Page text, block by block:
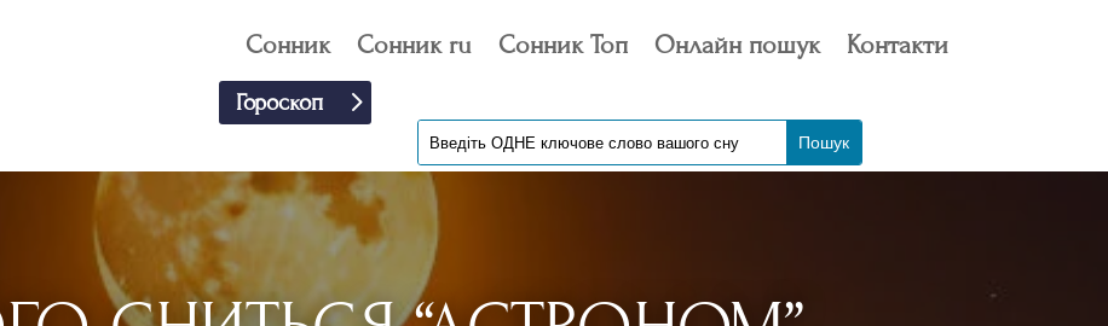
Сонник Сонник ru Сонник Топ Онлайн пошук Контакти
Гороскоп